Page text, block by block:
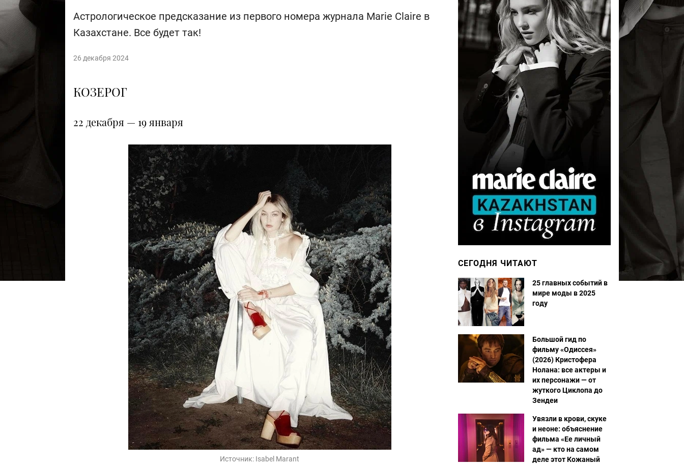
Астрологическое предсказание из первого номера журнала Marie Claire в
Казахстане. Все будет так!
26 декабря 2024
КОЗЕРОГ
22 декабря — 19 января
Источник: Isabel Marant
СЕГОДНЯ ЧИТАЮТ
25 главных событий в
мире моды в 2025
году
Большой гид по
фильму «Одиссея»
(2026) Кристофера
Нолана: все актеры и
их персонажи — от
жуткого Циклопа до
Зендеи
Увязли в крови, скуке
и неоне: объяснение
фильма «Ее личный
ад» — кто на самом
деле этот Кожаный